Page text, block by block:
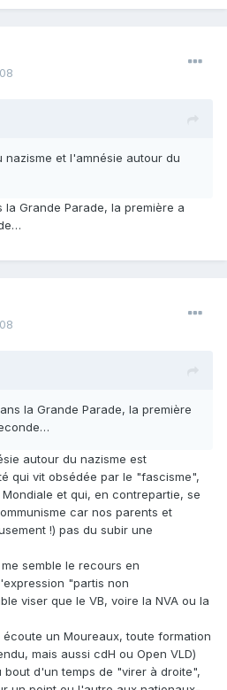
et l'amnésie autour du
la Grande Parade, la première a
la Grande Parade, la première
autour du nazisme est
qui vit obsédée par le "fascisme",
et qui, en contrepartie, se
car nos parents et
!) pas du subir une
semble le recours en
"partis non
viser que le VB, voire la NVA ou la
un Moureaux, toute formation
mais aussi cdH ou Open VLD)
d'un temps de "virer à droite",